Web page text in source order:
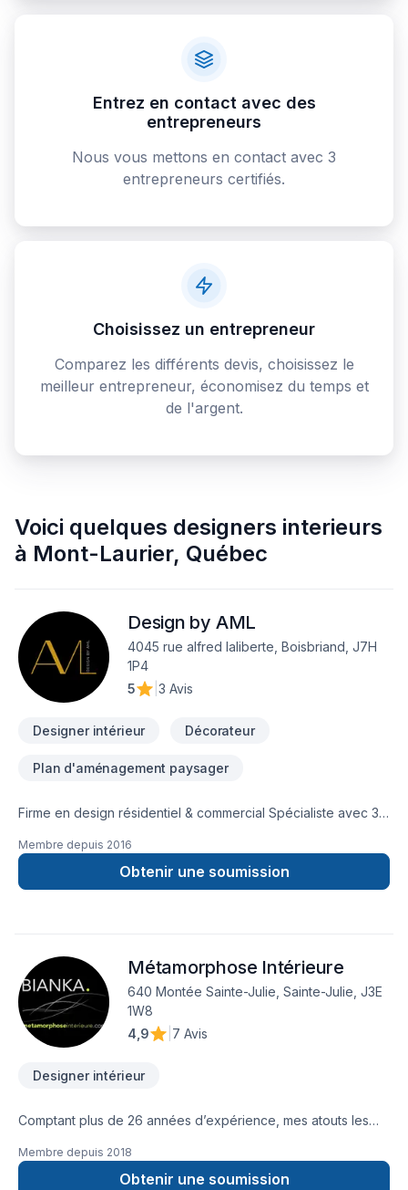
Entrez en contact avec des
entrepreneurs
Nous vous mettons en contact avec 3
entrepreneurs certifiés.
Choisissez un entrepreneur
Comparez les différents devis, choisissez le
meilleur entrepreneur, économisez du temps et
de l'argent.
Voici quelques designers interieurs
à Mont-Laurier, Québec
Design by AML
4045 rue alfred laliberte, Boisbriand, J7H
1P4
5
3 Avis
Designer intérieur Décorateur
Plan d'aménagement paysager
Firme en design résidentiel & commercial Spécialiste avec 30
partiels pour vos projets de construction ou de rénovation et
vous permettons de visualiser votre futur espace grâce à
des modélisations 3D. Contactez nous dès aujourd’hui par
Membre depuis 2016
Obtenir une soumission
Métamorphose Intérieure
640 Montée Sainte-Julie, Sainte-Julie, J3E
1W8
4,9
7 Avis
Designer intérieur
Comptant plus de 26 années d’expérience, mes atouts les
que stylistiques, tout cela jumelé à mon désir ardent de
procurer le plus fidèle résultat rêvé par chacun de mes
Membre depuis 2018
Obtenir une soumission